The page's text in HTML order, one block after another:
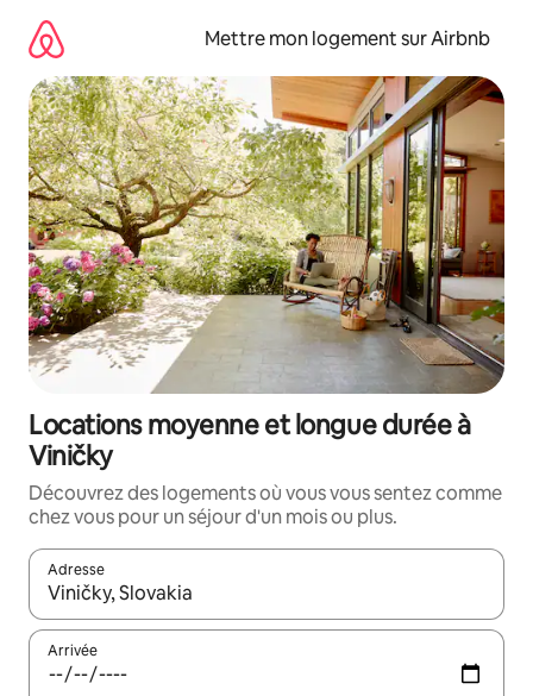
directement
contenu
Mettre mon logement sur Airbnb
Locations moyenne et longue durée à
Viničky
Découvrez des logements où vous vous sentez comme
chez vous pour un séjour d'un mois ou plus.
Adresse
Lorsque les résultats s'affichent, utilisez les flèches vers le
Arrivée